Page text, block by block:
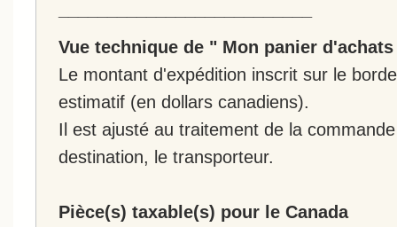
Vue technique de " Mon panier
Le montant d'expédition inscrit sur le
estimatif (en dollars canadiens).
Il est ajusté au traitement de la
destination, le transporteur.
Pièce(s) taxable(s) pour le Canada